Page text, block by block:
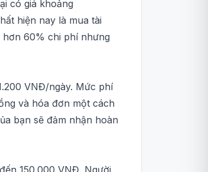
có giá khoảng
hiện nay là mua tài
hơn 60% chi phí nhưng
VNĐ/ngày. Mức phí
và hóa đơn một cách
bạn sẽ đảm nhận hoàn
150.000 VNĐ. Người